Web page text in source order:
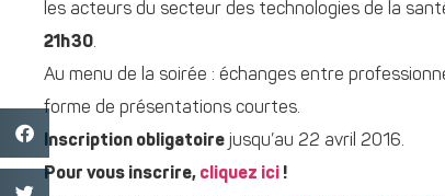
les acteurs du secteur des technologies de la
21h30.
Au menu de la soirée : échanges entre
forme de présentations courtes.
Inscription obligatoire jusqu’au 22 avril 2016.
Pour vous inscrire, cliquez ici !